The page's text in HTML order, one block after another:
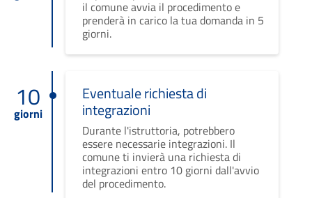
il comune avvia il procedimento e
prenderà in carico la tua domanda in 5
giorni.
10
giorni
Eventuale richiesta di
integrazioni
Durante l'istruttoria, potrebbero
essere necessarie integrazioni. Il
comune ti invierà una richiesta di
integrazioni entro 10 giorni dall'avvio
del procedimento.